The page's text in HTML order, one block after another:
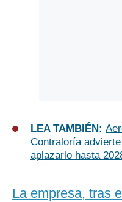
LEA TAMBIÉN:
Contraloría
aplazarlo hasta
La empresa, tras